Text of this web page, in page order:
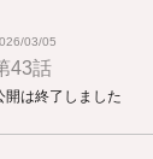
03/05
43話
開は終了しました